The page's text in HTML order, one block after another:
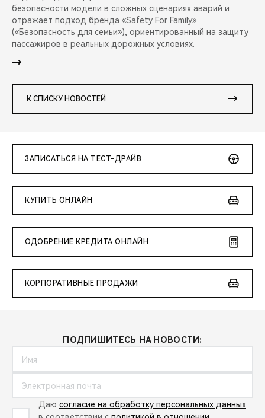
безопасности модели в сложных сценариях аварий и
отражает подход бренда «Safety For Family»
(«Безопасность для семьи»), ориентированный на защиту
пассажиров в реальных дорожных условиях.
К СПИСКУ НОВОСТЕЙ
ЗАПИСАТЬСЯ НА ТЕСТ-ДРАЙВ
КУПИТЬ ОНЛАЙН
ОДОБРЕНИЕ КРЕДИТА ОНЛАЙН
КОРПОРАТИВНЫЕ ПРОДАЖИ
ПОДПИШИТЕСЬ НА НОВОСТИ:
Даю согласие на обработку персональных данных